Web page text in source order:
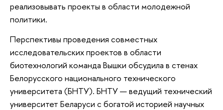
реализовывать проекты в области молодежной
политики.
Перспективы проведения совместных
исследовательских проектов в области
биотехнологий команда Вышки обсудила в стенах
Белорусского национального технического
университета (БНТУ). БНТУ — ведущий технический
университет Беларуси с богатой историей научных